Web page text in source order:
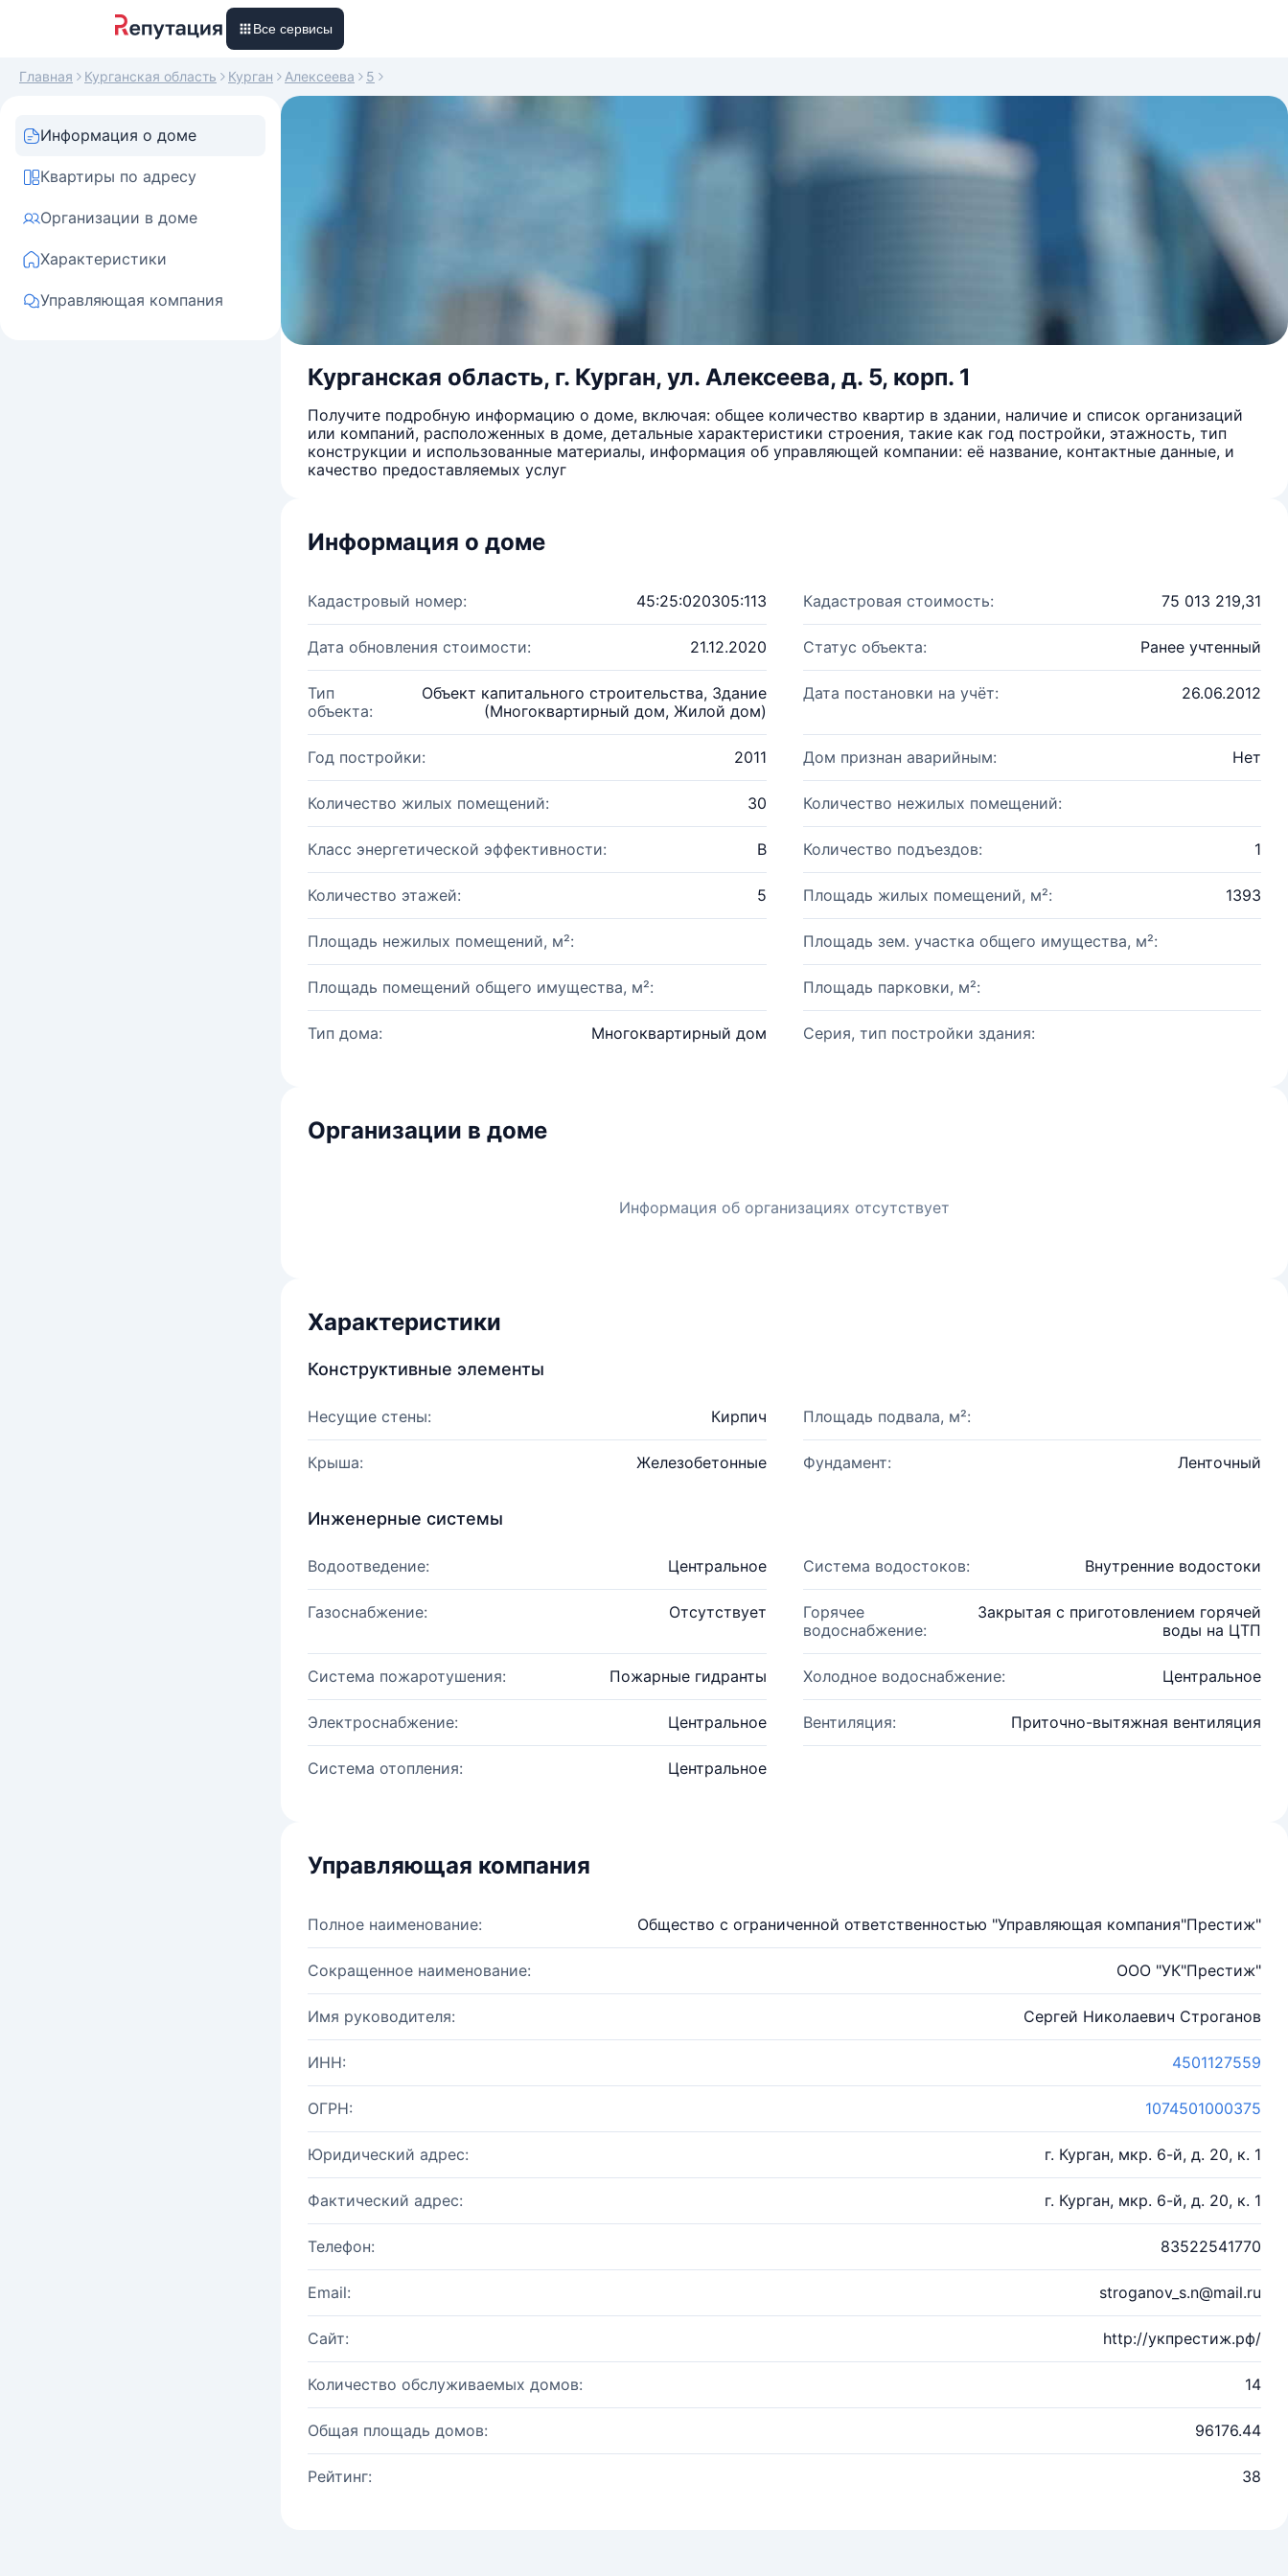
Все сервисы
Главная Курганская область Курган Алексеева 5
Информация о доме
Квартиры по адресу
Организации в доме
Характеристики
Управляющая компания
Курганская область, г. Курган, ул. Алексеева, д. 5, корп. 1
Получите подробную информацию о доме, включая: общее количество квартир в здании, наличие и список организаций
или компаний, расположенных в доме, детальные характеристики строения, такие как год постройки, этажность, тип
конструкции и использованные материалы, информация об управляющей компании: её название, контактные данные, и
качество предоставляемых услуг
Информация о доме
Кадастровый номер: 45:25:020305:113 Кадастровая стоимость: 75 013 219,31
Дата обновления стоимости: 21.12.2020 Статус объекта: Ранее учтенный
Тип
объекта:
Объект капитального строительства, Здание
(Многоквартирный дом, Жилой дом)
Дата постановки на учёт: 26.06.2012
Год постройки: 2011 Дом признан аварийным: Нет
Количество жилых помещений: 30 Количество нежилых помещений:
Класс энергетической эффективности: B Количество подъездов: 1
Количество этажей: 5 Площадь жилых помещений, м²: 1393
Площадь нежилых помещений, м²: Площадь зем. участка общего имущества, м²:
Площадь помещений общего имущества, м²: Площадь парковки, м²:
Тип дома: Многоквартирный дом Серия, тип постройки здания:
Организации в доме
Информация об организациях отсутствует
Характеристики
Конструктивные элементы
Несущие стены: Кирпич Площадь подвала, м²:
Крыша: Железобетонные Фундамент: Ленточный
Инженерные системы
Водоотведение: Центральное Система водостоков: Внутренние водостоки
Газоснабжение: Отсутствует
Горячее
водоснабжение:
Закрытая с приготовлением горячей
воды на ЦТП
Система пожаротушения: Пожарные гидранты Холодное водоснабжение: Центральное
Электроснабжение: Центральное Вентиляция: Приточно-вытяжная вентиляция
Система отопления: Центральное
Управляющая компания
Полное наименование: Общество с ограниченной ответственностью "Управляющая компания"Престиж"
Сокращенное наименование: ООО "УК"Престиж"
Имя руководителя: Сергей Николаевич Строганов
ИНН: 4501127559
ОГРН: 1074501000375
Юридический адрес: г. Курган, мкр. 6-й, д. 20, к. 1
Фактический адрес: г. Курган, мкр. 6-й, д. 20, к. 1
Телефон: 83522541770
Email: stroganov_s.n@mail.ru
Сайт: http://укпрестиж.рф/
Количество обслуживаемых домов: 14
Общая площадь домов: 96176.44
Рейтинг: 38